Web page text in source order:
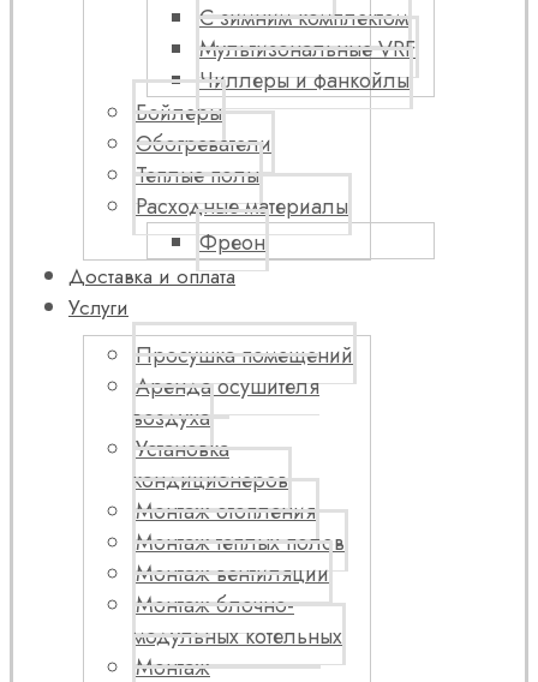
С зимним комплектом
Мультизональные VRF
Чиллеры и фанкойлы
Бойлеры
Обогреватели
Теплые полы
Расходные материалы
Фреон
Доставка и оплата
Услуги
Просушка помещений
Аренда осушителя
воздуха
Установка
кондиционеров
Монтаж отопления
Монтаж теплых полов
Монтаж вентиляции
Монтаж блочно-
модульных котельных
Монтаж